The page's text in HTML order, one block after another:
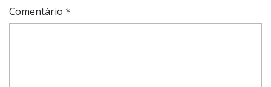
Comentário *